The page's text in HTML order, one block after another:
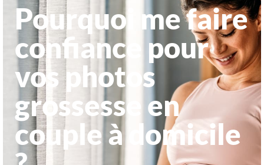
Pourquoi me faire
confiance pour
vos photos
grossesse en
couple à domicile